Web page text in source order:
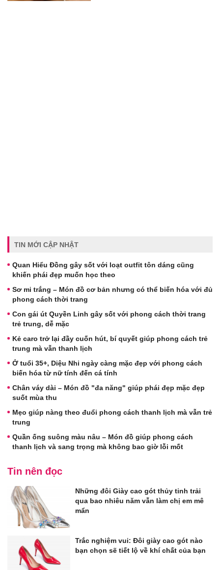
TIN MỚI CẬP NHẬT
Quan Hiểu Đồng gây sốt với loạt outfit tôn dáng cũng
khiến phái đẹp muốn học theo
Sơ mi trắng – Món đồ cơ bản nhưng có thể biến hóa với đủ
phong cách thời trang
Con gái út Quyền Linh gây sốt với phong cách thời trang
trẻ trung, dễ mặc
Kẻ caro trở lại đầy cuốn hút, bí quyết giúp phong cách trẻ
trung mà vẫn thanh lịch
Ở tuổi 35+, Diệu Nhi ngày càng mặc đẹp với phong cách
biến hóa từ nữ tính đến cá tính
Chân váy dài – Món đồ "đa năng" giúp phái đẹp mặc đẹp
suốt mùa thu
Mẹo giúp nàng theo đuổi phong cách thanh lịch mà vẫn trẻ
trung
Quần ống suông màu nâu – Món đồ giúp phong cách
thanh lịch và sang trọng mà không bao giờ lỗi mốt
Tin nên đọc
Những đôi Giày cao gót thủy tinh trải
qua bao nhiêu năm vẫn làm chị em mê
mẩn
Trắc nghiệm vui: Đôi giày cao gót nào
bạn chọn sẽ tiết lộ về khí chất của bạn